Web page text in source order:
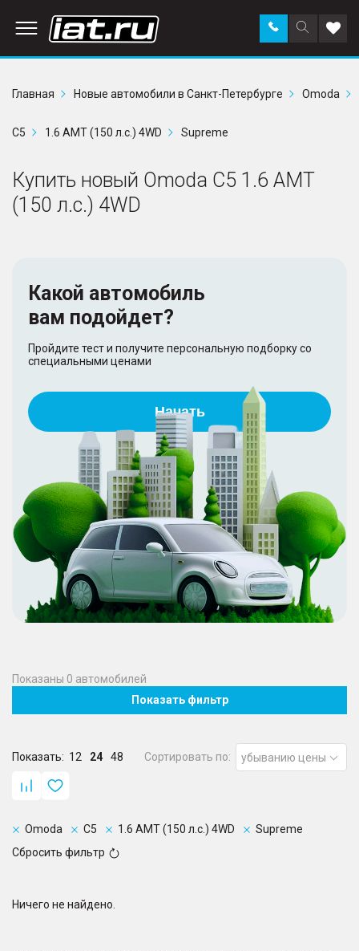
Поиск
по
Заказать
звонок в
Главная
Новые автомобили в Санкт-Петербурге Omoda
C5 1.6 AMT (150 л.с.) 4WD Supreme
Купить новый Omoda C5 1.6 AMT
(150 л.с.) 4WD
Какой автомобиль
вам подойдет?
Пройдите тест и получите персональную подборку со
специальными ценами
Начать
Показаны 0 автомобилей
Показать фильтр
Показать: 12 24 48 Сортировать по: убыванию цены
Omoda C5 1.6 AMT (150 л.с.) 4WD
Supreme
Сбросить фильтр
Ничего не найдено.